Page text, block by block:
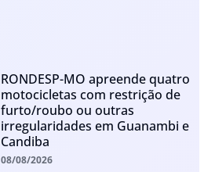
RONDESP-MO apreende quatro
motocicletas com restrição de
furto/roubo ou outras
irregularidades em Guanambi e
Candiba
08/08/2026